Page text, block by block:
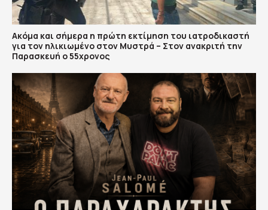
Ακόμα και σήμερα η πρώτη εκτίμηση του ιατροδικαστή
για τον ηλικιωμένο στον Μυστρά – Στον ανακριτή την
Παρασκευή ο 55χρονος